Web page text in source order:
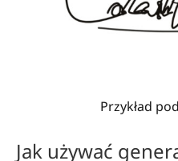
Przykład
Jak używać